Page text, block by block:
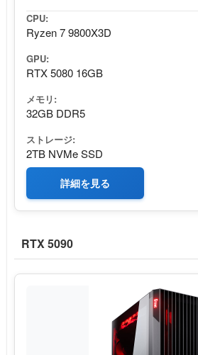
CPU:
Ryzen 7 9800X3D
GPU:
RTX 5080 16GB
メモリ:
32GB DDR5
ストレージ:
2TB NVMe SSD
詳細を見る
RTX 5090